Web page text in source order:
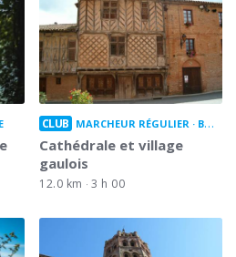
CLUB MARCHEUR RÉGULIER BOUCLE
Cathédrale et village
gaulois
12.0 km 3 h 00